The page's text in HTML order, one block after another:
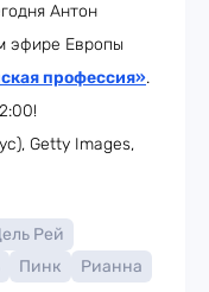
Антон
эфире Европы
профессия».
Getty Images,
Рей
Пинк Рианна